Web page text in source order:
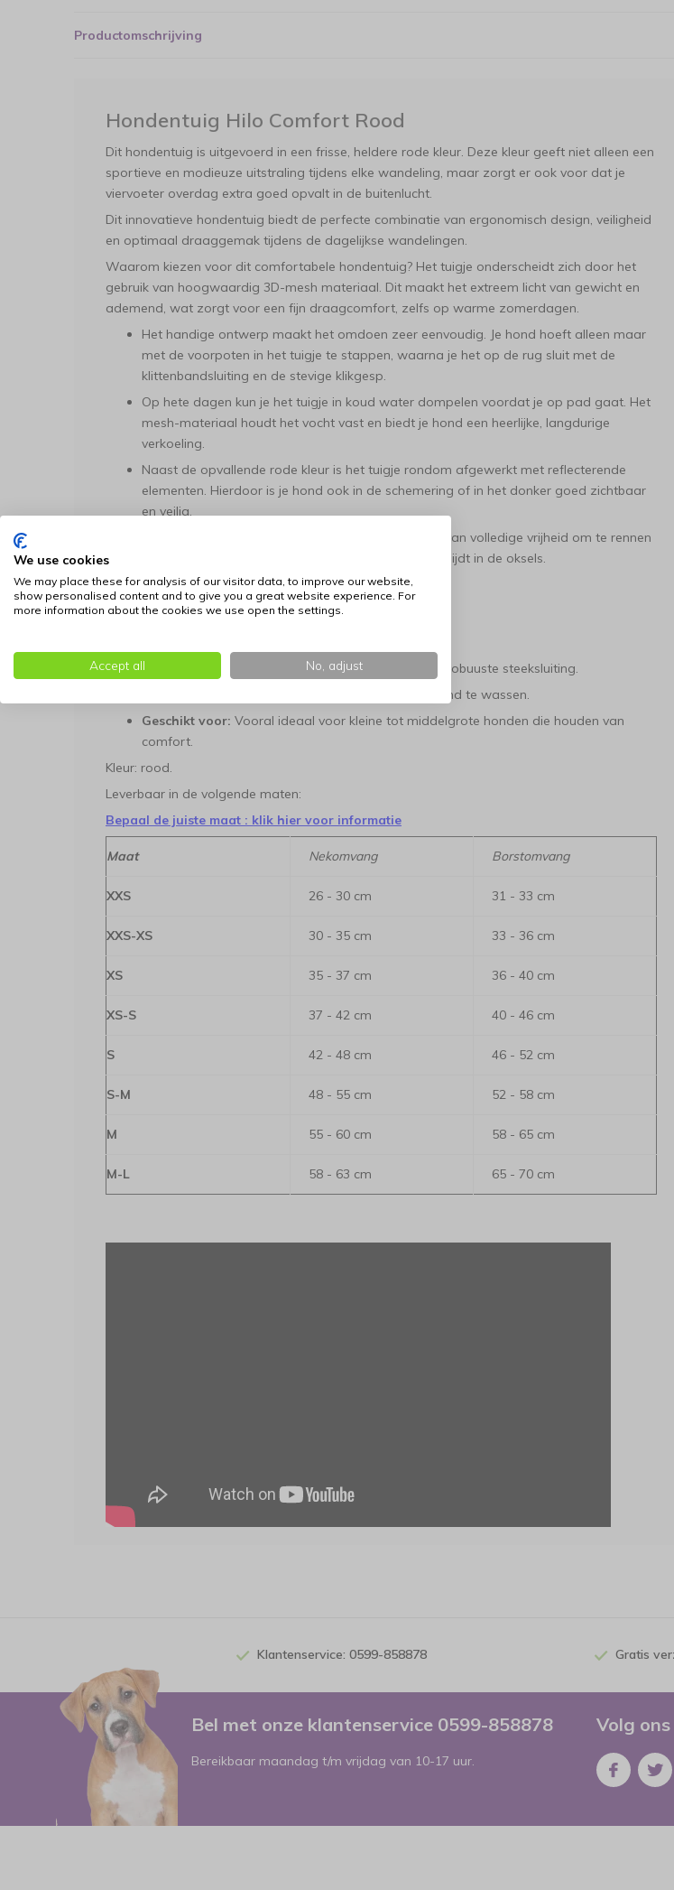
Productomschrijving
Hondentuig Hilo Comfort Rood
Dit hondentuig is uitgevoerd in een frisse, heldere rode kleur. Deze kleur geeft niet alleen een
sportieve en modieuze uitstraling tijdens elke wandeling, maar zorgt er ook voor dat je
viervoeter overdag extra goed opvalt in de buitenlucht.
Dit innovatieve hondentuig biedt de perfecte combinatie van ergonomisch design, veiligheid
en optimaal draaggemak tijdens de dagelijkse wandelingen.
Waarom kiezen voor dit comfortabele hondentuig? Het tuigje onderscheidt zich door het
gebruik van hoogwaardig 3D-mesh materiaal. Dit maakt het extreem licht van gewicht en
ademend, wat zorgt voor een fijn draagcomfort, zelfs op warme zomerdagen.
Het handige ontwerp maakt het omdoen zeer eenvoudig. Je hond hoeft alleen maar
met de voorpoten in het tuigje te stappen, waarna je het op de rug sluit met de
klittenbandsluiting en de stevige klikgesp.
Op hete dagen kun je het tuigje in koud water dompelen voordat je op pad gaat. Het
mesh-materiaal houdt het vocht vast en biedt je hond een heerlijke, langdurige
verkoeling.
Naast de opvallende rode kleur is het tuigje rondom afgewerkt met reflecterende
elementen. Hierdoor is je hond ook in de schemering of in het donker goed zichtbaar
en veilig.
Door de ergonomische vormgeving geniet je hond van volledige vrijheid om te rennen
en te spelen, zonder dat het materiaal schuurt of snijdt in de oksels.
Belangrijkste specificaties
Materiaal: Ademend polyester 3D-mesh materiaal.
Sluiting:
Combinatie van sterke klittenband en een robuuste steeksluiting.
Sneldrogend en eenvoudig met de hand te wassen.
Geschikt voor: Vooral ideaal voor kleine tot middelgrote honden die houden van
comfort.
Kleur: rood.
Leverbaar in de volgende maten:
Bepaal de juiste maat : klik hier voor informatie
Maat Nekomvang Borstomvang
XXS 26 - 30 cm 31 - 33 cm
XXS-XS 30 - 35 cm 33 - 36 cm
XS 35 - 37 cm 36 - 40 cm
XS-S 37 - 42 cm 40 - 46 cm
S 42 - 48 cm 46 - 52 cm
S-M 48 - 55 cm 52 - 58 cm
M 55 - 60 cm 58 - 65 cm
M-L 58 - 63 cm 65 - 70 cm
Klantenservice: 0599-858878 Gratis
Bel met onze klantenservice 0599-858878
Bereikbaar maandag t/m vrijdag van 10-17 uur.
Volg ons
We use cookies
We may place these for analysis of our visitor data, to improve our website,
show personalised content and to give you a great website experience. For
more information about the cookies we use open the settings.
Accept all No, adjust